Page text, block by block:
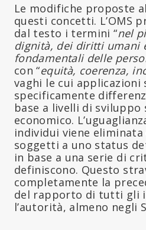
Le modifiche proposte
questi concetti. L’OMS
dal testo i termini “nel
dignità, dei diritti umani
fondamentali delle
con “equità, coerenza,
vaghi le cui applicazioni
specificamente
base a livelli di sviluppo
economico.
individui viene
soggetti a uno status
in base a una serie di
definiscono. Questo
completamente la
del rapporto di tutti gli
l’autorità, almeno